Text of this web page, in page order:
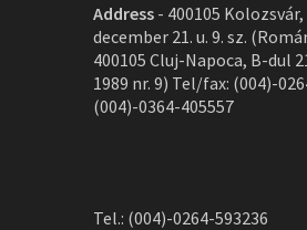
Address - 400105 Kolozsvár,
december 21. u. 9. sz.
400105 Cluj-Napoca, B-dul
1989 nr. 9) Tel/fax: (004)-
(004)-0364-405557
Tel.: (004)-0264-593236